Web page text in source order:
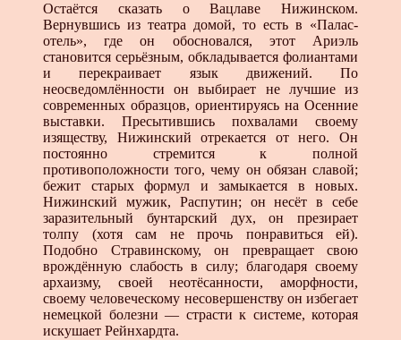
Остаётся сказать о Вацлаве Нижинском.
Вернувшись из театра домой, то есть в «Палас-
отель», где он обосновался, этот Ариэль
становится серьёзным, обкладывается фолиантами
и перекраивает язык движений. По
неосведомлённости он выбирает не лучшие из
современных образцов, ориентируясь на Осенние
выставки. Пресытившись похвалами своему
изяществу, Нижинский отрекается от него. Он
постоянно стремится к полной
противоположности того, чему он обязан славой;
бежит старых формул и замыкается в новых.
Нижинский мужик, Распутин; он несёт в себе
заразительный бунтарский дух, он презирает
толпу (хотя сам не прочь понравиться ей).
Подобно Стравинскому, он превращает свою
врождённую слабость в силу; благодаря своему
архаизму, своей неотёсанности, аморфности,
своему человеческому несовершенству он избегает
немецкой болезни — страсти к системе, которая
искушает Рейнхардта.